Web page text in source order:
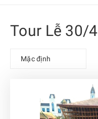
Tour Lễ 30/4
Mặc định